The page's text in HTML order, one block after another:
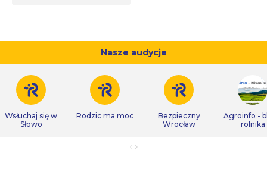
Nasze audycje
Wsłuchaj się w
Słowo
Rodzic ma moc
Bezpieczny
Wrocław
Agroinfo -
rolnika